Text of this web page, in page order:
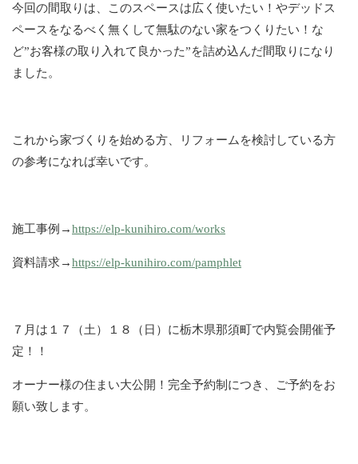
今回の間取りは、このスペースは広く使いたい！やデッドス
ペースをなるべく無くして無駄のない家をつくりたい！な
ど”お客様の取り入れて良かった”を詰め込んだ間取りになり
ました。
これから家づくりを始める方、リフォームを検討している方
の参考になれば幸いです。
施工事例→https://elp-kunihiro.com/works
資料請求→https://elp-kunihiro.com/pamphlet
７月は１７（土）１８（日）に栃木県那須町で内覧会開催予
定！！
オーナー様の住まい大公開！完全予約制につき、ご予約をお
願い致します。